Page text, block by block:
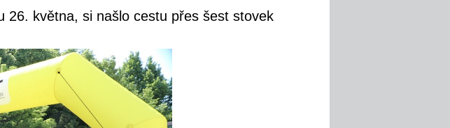
26. května, si našlo cestu přes šest stovek